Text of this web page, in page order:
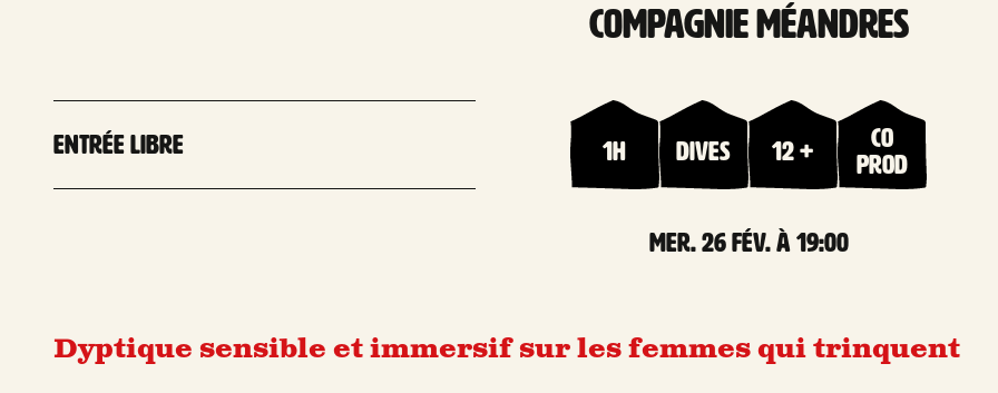
Compagnie Méandres
Entrée libre 1h Dives 12 +
Co
prod
mer. 26 Fév. à 19:00
Dyptique sensible et immersif sur les femmes qui trinquent